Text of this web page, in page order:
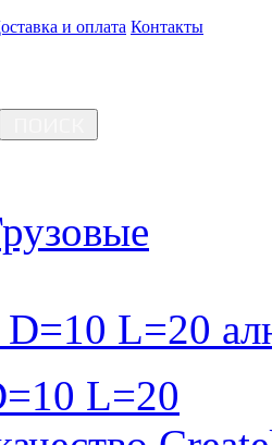
и оплата Контакты
D=10 L=20